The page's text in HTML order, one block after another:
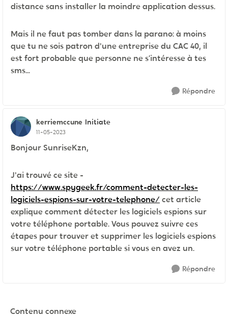
distance sans installer la moindre application dessus.
Mais il ne faut pas tomber dans la parano: à moins
que tu ne sois patron d'une entreprise du CAC 40, il
est fort probable que personne ne s’intéresse à tes
sms...
Répondre
kerriemccune Initiate
11-05-2023
Bonjour SunriseKzn,
J'ai trouvé ce site -
https://www.spygeek.fr/comment-detecter-les-
logiciels-espions-sur-votre-telephone/ cet article
explique comment détecter les logiciels espions sur
votre téléphone portable. Vous pouvez suivre ces
étapes pour trouver et supprimer les logiciels espions
sur votre téléphone portable si vous en avez un.
Répondre
Contenu connexe